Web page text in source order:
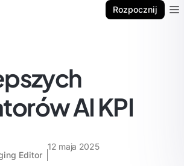
Rozpocznij
AI KPI
Editor
12 maja 2025